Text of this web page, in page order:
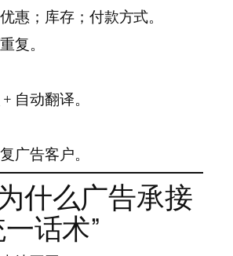
惠；库存；付款方式。
复。
自动翻译。
广告客户。
什么广告承接
话术”